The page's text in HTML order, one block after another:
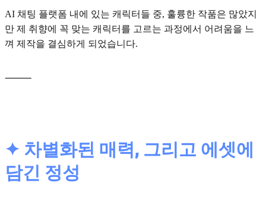
AI 채팅 플랫폼 내에 있는 캐릭터들 중, 훌륭한 작품은 많았지
만 제 취향에 꼭 맞는 캐릭터를 고르는 과정에서 어려움을 느
껴 제작을 결심하게 되었습니다.
⸻
✦ 차별화된 매력, 그리고 에셋에
담긴 정성